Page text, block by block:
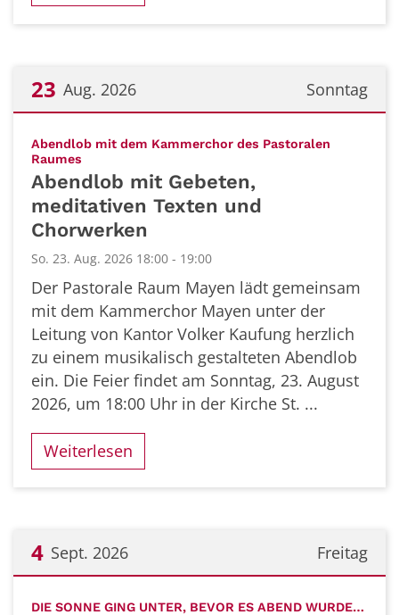
Sonntag
23 Aug. 2026
Abendlob mit dem Kammerchor des Pastoralen
Raumes
Abendlob mit Gebeten,
meditativen Texten und
Chorwerken
So. 23. Aug. 2026 18:00 - 19:00
Der Pastorale Raum Mayen lädt gemeinsam
mit dem Kammerchor Mayen unter der
Leitung von Kantor Volker Kaufung herzlich
zu einem musikalisch gestalteten Abendlob
ein. Die Feier findet am Sonntag, 23. August
2026, um 18:00 Uhr in der Kirche St. ...
Weiterlesen
Freitag
4 Sept. 2026
DIE SONNE GING UNTER, BEVOR ES ABEND WURDE…